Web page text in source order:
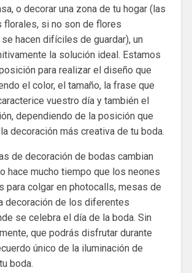
o decorar una zona de tu hogar (las
florales, si no son de flores
hacen difíciles de guardar), un
la solución ideal. Estamos
para realizar el diseño que
el color, el tamaño, la frase que
vuestro día y también el
dependiendo de la posición que
decoración más creativa de tu boda.
de decoración de bodas cambian
hace mucho tiempo que los neones
para colgar en photocalls, mesas de
decoración de los diferentes
se celebra el día de la boda. Sin
que podrás disfrutar durante
único de la iluminación de
boda.